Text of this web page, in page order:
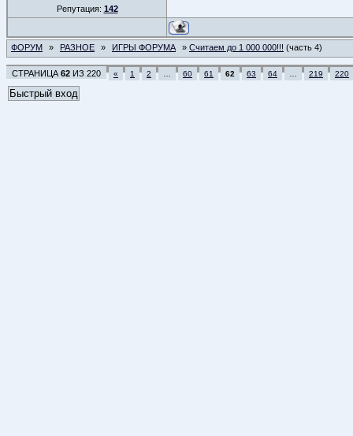
Репутация: 142
ФОРУМ » РАЗНОЕ » ИГРЫ ФОРУМА » Считаем до 1 000 000!!! (часть 4)
СТРАНИЦА 62 ИЗ 220 « 1 2 60 61 62 63 64 219 220